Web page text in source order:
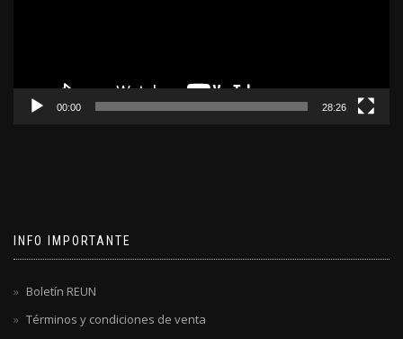
00:00 28:26
INFO IMPORTANTE
Boletín REUN
Términos y condiciones de venta